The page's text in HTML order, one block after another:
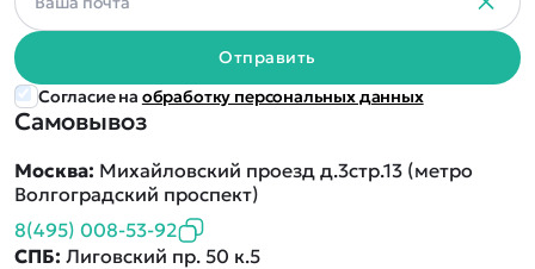
Самовывоз
Москва: Михайловский проезд д.3стр.13 (метро
Волгоградский проспект)
8(495) 008-53-92
СПБ: Лиговский пр. 50 к.5
Отправить
Согласие на обработку персональных данных